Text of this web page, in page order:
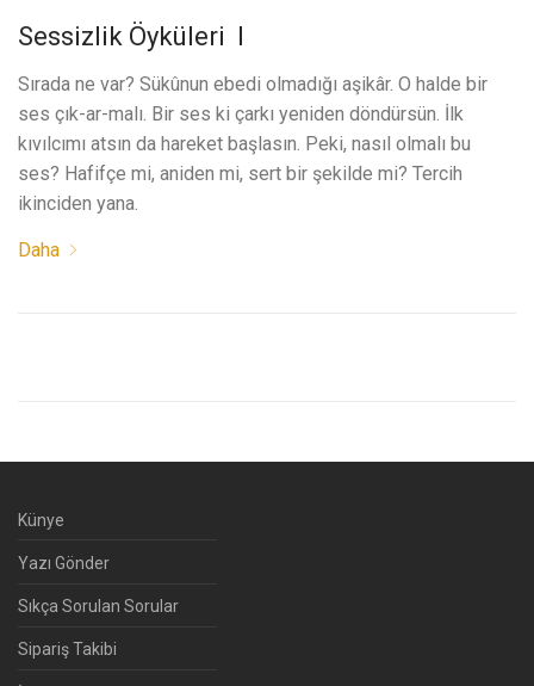
Sessizlik Öyküleri I
Sırada ne var? Sükûnun ebedi olmadığı aşikâr. O halde bir
ses çık-ar-malı. Bir ses ki çarkı yeniden döndürsün. İlk
kıvılcımı atsın da hareket başlasın. Peki, nasıl olmalı bu
ses? Hafifçe mi, aniden mi, sert bir şekilde mi? Tercih
ikinciden yana.
Daha
Künye
Yazı Gönder
Sıkça Sorulan Sorular
Sipariş Takibi